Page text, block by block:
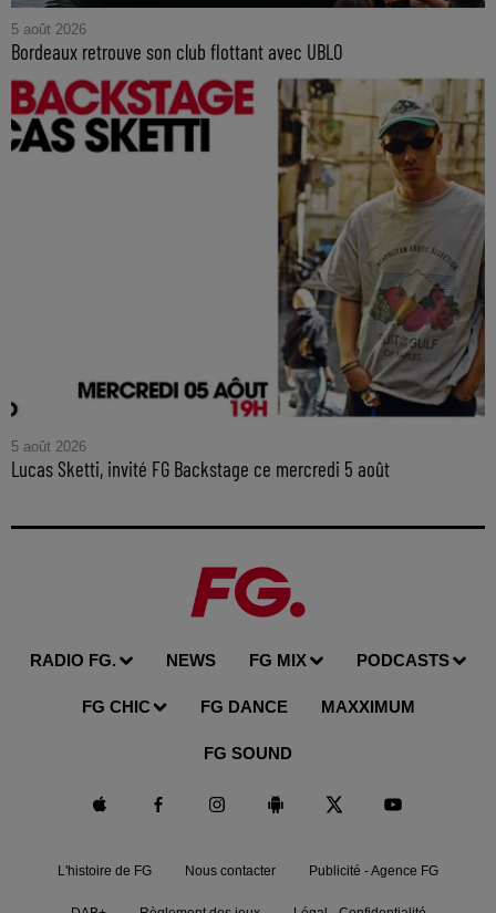
5 août 2026
Bordeaux retrouve son club flottant avec UBLO
5 août 2026
Lucas Sketti, invité FG Backstage ce mercredi 5 août
RADIO FG. NEWS FG MIX PODCASTS
FG CHIC FG DANCE MAXXIMUM
FG SOUND
L'histoire de FG Nous contacter Publicité - Agence FG